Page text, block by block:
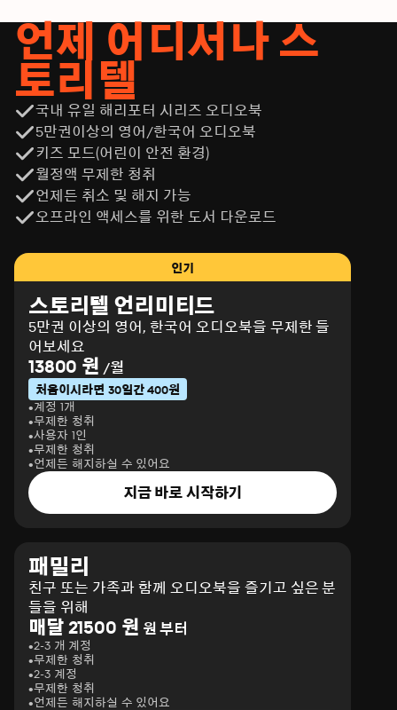
언제 어디서나 스
토리텔
국내 유일 해리포터 시리즈 오디오북
5만권이상의 영어/한국어 오디오북
키즈 모드(어린이 안전 환경)
월정액 무제한 청취
언제든 취소 및 해지 가능
오프라인 액세스를 위한 도서 다운로드
인기
스토리텔 언리미티드
5만권 이상의 영어, 한국어 오디오북을 무제한 들
어보세요
13800 원 /월
처음이시라면 30일간 400원
계정 1개
무제한 청취
사용자 1인
무제한 청취
언제든 해지하실 수 있어요
지금 바로 시작하기
패밀리
친구 또는 가족과 함께 오디오북을 즐기고 싶은 분
들을 위해
매달 21500 원 원 부터
2-3 개 계정
무제한 청취
2-3 계정
무제한 청취
언제든 해지하실 수 있어요